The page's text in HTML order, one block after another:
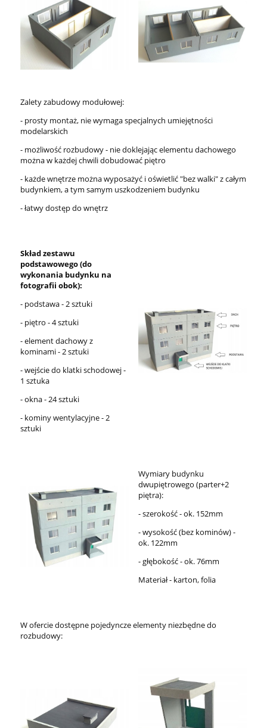
Zalety zabudowy modułowej:
- prosty montaż, nie wymaga specjalnych umiejętności
modelarskich
- możliwość rozbudowy - nie doklejając elementu dachowego
można w każdej chwili dobudować piętro
- każde wnętrze można wyposażyć i oświetlić "bez walki" z całym
budynkiem, a tym samym uszkodzeniem budynku
- łatwy dostęp do wnętrz
Skład zestawu
podstawowego (do
wykonania budynku na
fotografii obok):
- podstawa - 2 sztuki
- piętro - 4 sztuki
- element dachowy z
kominami - 2 sztuki
- wejście do klatki schodowej -
1 sztuka
- okna - 24 sztuki
- kominy wentylacyjne - 2
sztuki
Wymiary budynku
dwupiętrowego (parter+2
piętra):
- szerokość - ok. 152mm
- wysokość (bez kominów) -
ok. 122mm
- głębokość - ok. 76mm
Materiał - karton, folia
W ofercie dostępne pojedyncze elementy niezbędne do
rozbudowy: